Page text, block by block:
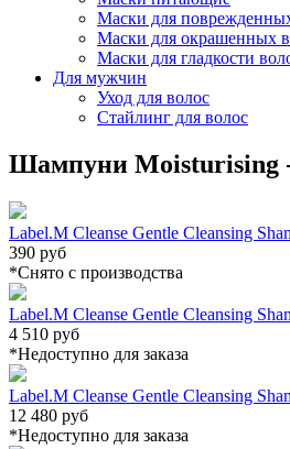
Маски для
Маски для окрашенных
Маски для гладкости
Для мужчин
Уход для волос
Стайлинг для волос
Шампуни Moisturising
Label.M Cleanse Gentle Cleansing
390 руб
*Cнято с производства
Label.M Cleanse Gentle Cleansing
4 510 руб
*Недоступно для заказа
Label.M Cleanse Gentle Cleansing
12 480 руб
*Недоступно для заказа